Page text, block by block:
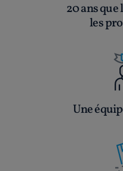
20 ans que
les
Une